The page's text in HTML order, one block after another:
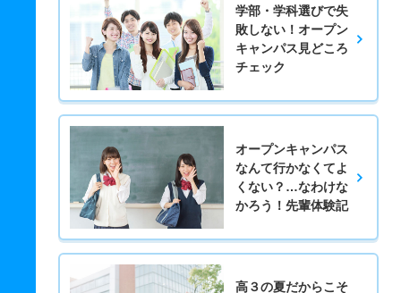
学部・学科選びで失
敗しない！オープン
キャンパス見どころ
チェック
オープンキャンパス
なんて行かなくてよ
くない？…なわけな
かろう！先輩体験記
高３の夏だからこそ